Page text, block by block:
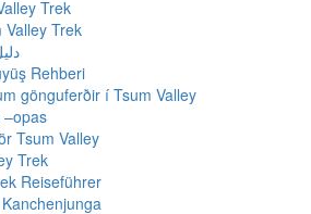
Trek
Trek
Rehberi
gönguferðir í Tsum Valley
–opas
Tsum Valley
Trek
Reiseführer